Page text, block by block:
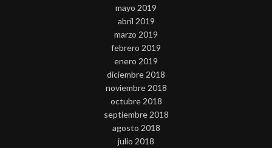
mayo 2019
abril 2019
marzo 2019
febrero 2019
enero 2019
diciembre 2018
noviembre 2018
octubre 2018
septiembre 2018
agosto 2018
julio 2018